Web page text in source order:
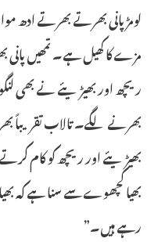
لومڑ پانی بھرتے بھرتے ادھ
مزے کا کھیل ہے۔ تمھیں پانی
ریچھ اور بھیڑیئے نے بھی
بھرنے لگے۔ تالاب تقریباً بھر
بھیڑیئے اور ریچھ کو کام
بھیا کچھوے سے سنا ہے کہ بھیا
رہے ہیں۔”